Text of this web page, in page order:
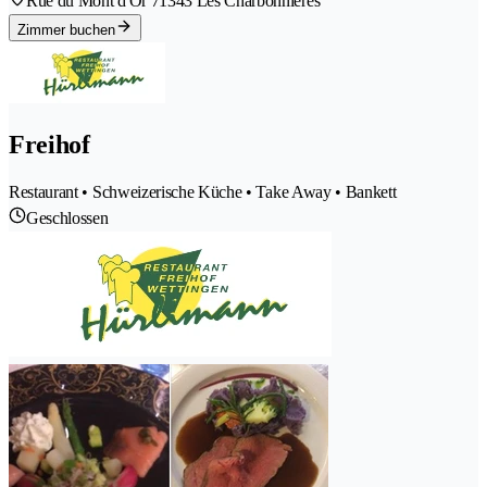
Zimmer buchen
Freihof
Restaurant • Schweizerische Küche • Take Away • Bankett
Geschlossen